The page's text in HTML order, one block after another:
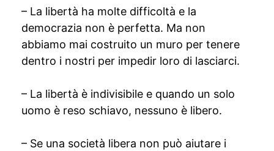
– La libertà ha molte difficoltà e la
democrazia non è perfetta. Ma non
abbiamo mai costruito un muro per tenere
dentro i nostri per impedir loro di lasciarci.
– La libertà è indivisibile e quando un solo
uomo è reso schiavo, nessuno è libero.
– Se una società libera non può aiutare i